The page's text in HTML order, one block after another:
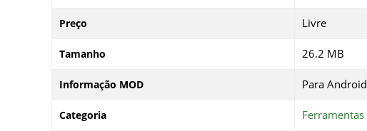
Preço Livre
Tamanho 26.2 MB
Informação MOD Para Android
Categoria Ferramentas